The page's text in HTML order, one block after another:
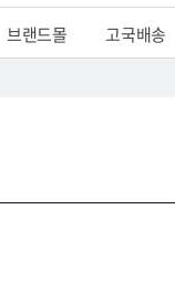
브랜드몰 고국배송